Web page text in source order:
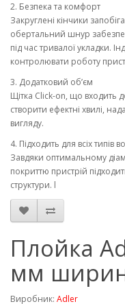
2. Безпека та комфорт
Закруглені кінчики
обертальний шнур
під час тривалої укладки.
контролювати роботу
3. Додатковий об’єм
Щітка Click-on, що входить
створити ефектні хвилі,
вигляду.
4. Підходить для всіх типів
Завдяки оптимальному
покриттю пристрій
структури. l
Плойка
мм
Виробник: Adler